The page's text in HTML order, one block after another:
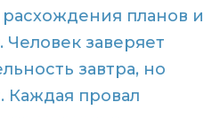
планов и
Человек заверяет
завтра, но
Каждая провал